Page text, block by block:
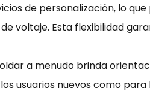
de personalización, lo
voltaje. Esta flexibilidad
a menudo brinda
usuarios nuevos como